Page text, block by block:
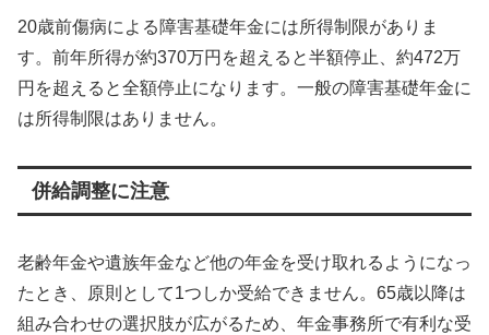
20歳前傷病による障害基礎年金には所得制限がありま
す。前年所得が約370万円を超えると半額停止、約472万
円を超えると全額停止になります。一般の障害基礎年金に
は所得制限はありません。
併給調整に注意
老齢年金や遺族年金など他の年金を受け取れるようになっ
たとき、原則として1つしか受給できません。65歳以降は
組み合わせの選択肢が広がるため、年金事務所で有利な受